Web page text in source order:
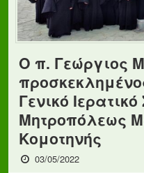
O π. Γεώργιος
Γενικό
Μητροπόλεως
Κομοτηνής
03/05/2022